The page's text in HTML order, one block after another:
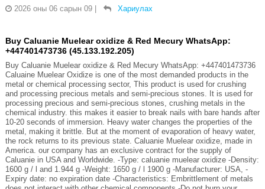
2026 оны 06 сарын 09
Хариулах
Buy Caluanie Muelear oxidize & Red Mecury WhatsApp:
+447401473736 (45.133.192.205)
Buy Caluanie Muelear oxidize & Red Mecury WhatsApp: +447401473736
Caluaine Muelear Oxidize is one of the most demanded products in the
metal or chemical processing sector, This product is used for crushing
and processing precious metals and semi-precious stones. It is used for
processing precious and semi-precious stones, crushing metals in the
chemical industry. this makes it easier to break nails with bare hands after
10-20 seconds of immersion. Heavy water changes the properties of the
metal, making it brittle. But at the moment of evaporation of heavy water,
the rock returns to its previous state. Caluanie Muelear oxidize, made in
America. our company has an exclusive contract for the supply of
Caluanie in USA and Worldwide. -Type: caluanie muelear oxidize -Density:
1600 g / l and 1.944 g -Weight: 1650 g / l 1900 g -Manufacturer: USA, -
Expiry date: no expiration date -Characteristics: Embrittlement of metals